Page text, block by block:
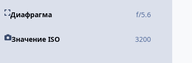
Диафрагма f/5.6
Значение ISO 3200